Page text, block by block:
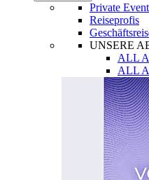
Private
Reiseprofis
UNSERE
ALL
ALL